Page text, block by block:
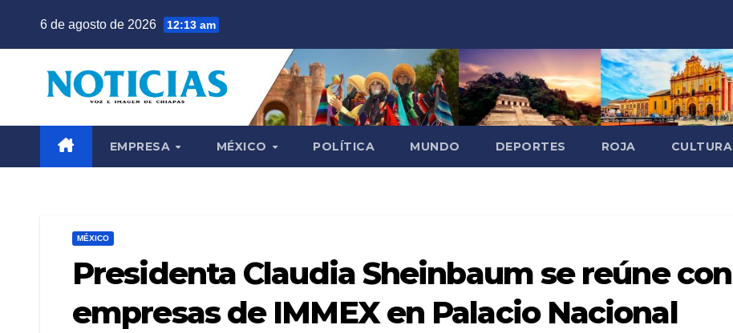
6 de agosto de 2026 12:13 am
EMPRESA MÉXICO POLÍTICA MUNDO DEPORTES ROJA CULTURA
MÉXICO
Presidenta Claudia Sheinbaum se reúne con
empresas de IMMEX en Palacio Nacional